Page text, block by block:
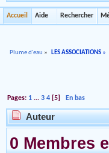
Accueil Aide Rechercher
Plume d'eau » LES ASSOCIATIONS»
Pages: 1 ...3 4 [5]En bas
Auteur
0 Membres